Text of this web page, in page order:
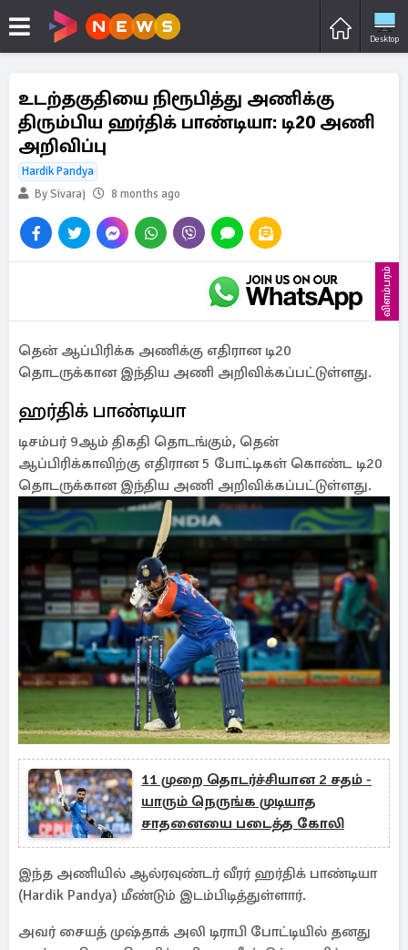
Desktop
உடற்தகுதியை நிரூபித்து அணிக்கு
திரும்பிய ஹர்திக் பாண்டியா: டி20 அணி
அறிவிப்பு
Hardik Pandya
By Sivaraj
8 months ago
விளம்பரம்
தென் ஆப்பிரிக்க அணிக்கு எதிரான டி20
தொடருக்கான இந்திய அணி அறிவிக்கப்பட்டுள்ளது.
ஹர்திக் பாண்டியா
டிசம்பர் 9ஆம் திகதி தொடங்கும், தென்
ஆப்பிரிக்காவிற்கு எதிரான 5 போட்டிகள் கொண்ட டி20
தொடருக்கான இந்திய அணி அறிவிக்கப்பட்டுள்ளது.
11 முறை தொடர்ச்சியான 2 சதம் -
யாரும் நெருங்க முடியாத
சாதனையை படைத்த கோலி
இந்த அணியில் ஆல்ரவுண்டர் வீரர் ஹர்திக் பாண்டியா
(Hardik Pandya) மீண்டும் இடம்பிடித்துள்ளார்.
அவர் சையத் முஷ்தாக் அலி டிராபி போட்டியில் தனது